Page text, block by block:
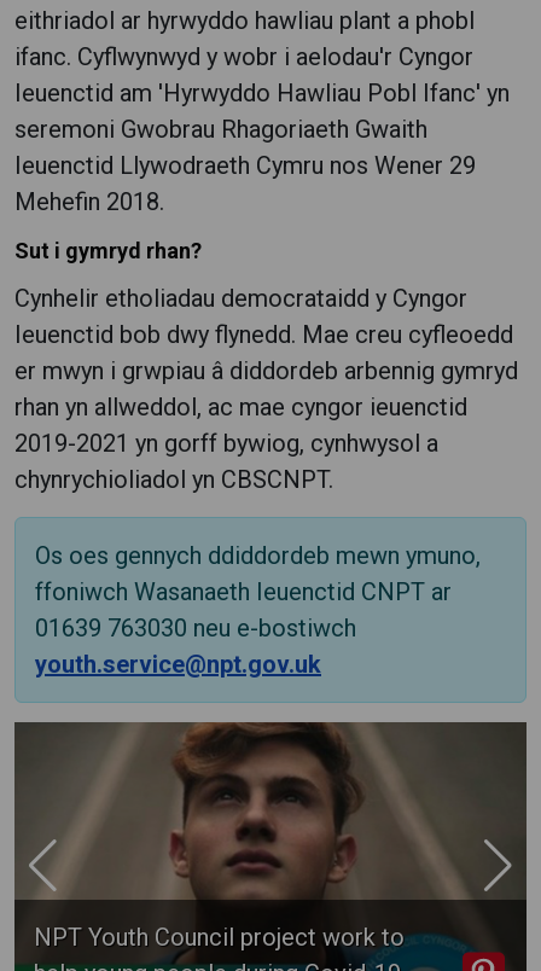
eithriadol ar hyrwyddo hawliau plant a phobl
ifanc. Cyflwynwyd y wobr i aelodau'r Cyngor
Ieuenctid am 'Hyrwyddo Hawliau Pobl Ifanc' yn
seremoni Gwobrau Rhagoriaeth Gwaith
Ieuenctid Llywodraeth Cymru nos Wener 29
Mehefin 2018.
Sut i gymryd rhan?
Cynhelir etholiadau democrataidd y Cyngor
Ieuenctid bob dwy flynedd. Mae creu cyfleoedd
er mwyn i grwpiau â diddordeb arbennig gymryd
rhan yn allweddol, ac mae cyngor ieuenctid
2019-2021 yn gorff bywiog, cynhwysol a
chynrychioliadol yn CBSCNPT.
Os oes gennych ddiddordeb mewn ymuno,
ffoniwch Wasanaeth Ieuenctid CNPT ar
01639 763030 neu e-bostiwch
youth.service@npt.gov.uk
NPT Youth Council project work to